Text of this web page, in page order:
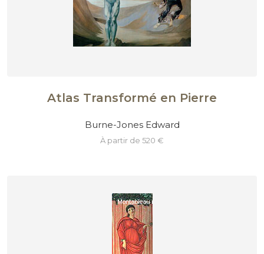
Atlas Transformé en Pierre
Burne-Jones Edward
à partir de 520 €